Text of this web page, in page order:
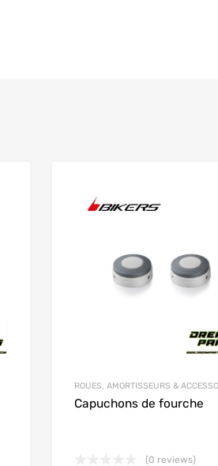
ROUES, AMORTISSEURS &
Capuchons de fourche
(0 reviews)